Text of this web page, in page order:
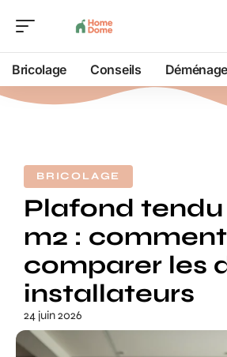
Bricolage Conseils
BRICOLAGE
Plafond
m2 :
comparer les
installateurs
24 juin 2026